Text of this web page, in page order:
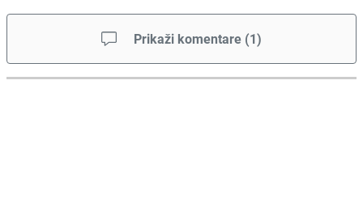
Prikaži komentare (1)